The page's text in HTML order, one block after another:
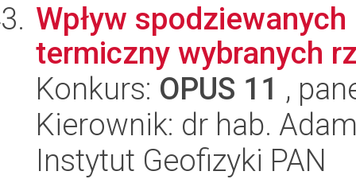
Wpływ
termiczny wybranych
Konkurs: OPUS 11 ,
Kierownik: dr hab.
Instytut Geofizyki PAN